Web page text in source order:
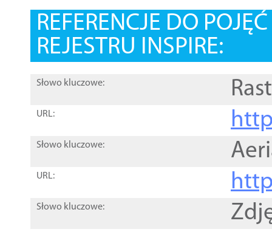
REFERENCJE DO
REJESTRU INSPIRE:
Słowo kluczowe:
URL:
Słowo kluczowe:
URL:
Słowo kluczowe: